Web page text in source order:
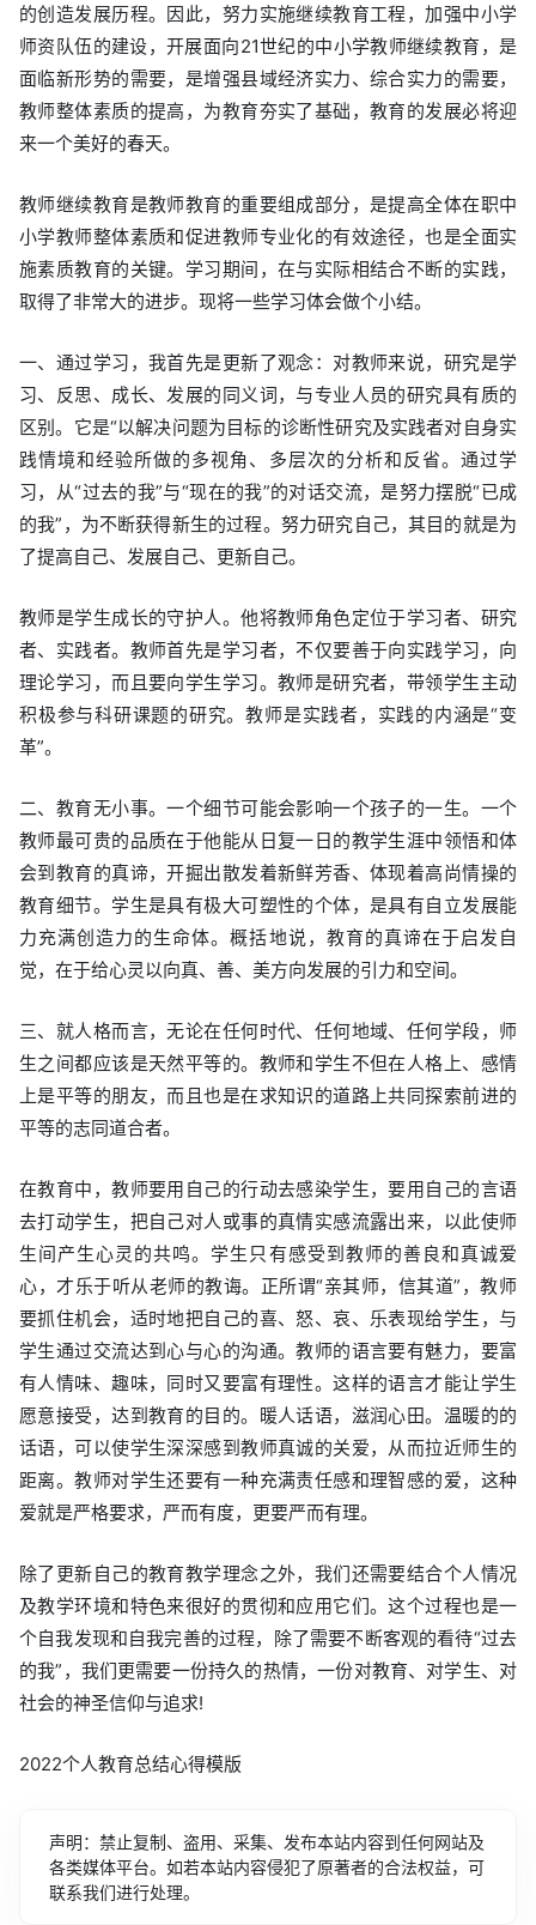
的创造发展历程。因此，努力实施继续教育工程，加强中小学
师资队伍的建设，开展面向21世纪的中小学教师继续教育，是
面临新形势的需要，是增强县域经济实力、综合实力的需要，
教师整体素质的提高，为教育夯实了基础，教育的发展必将迎
来一个美好的春天。
教师继续教育是教师教育的重要组成部分，是提高全体在职中
小学教师整体素质和促进教师专业化的有效途径，也是全面实
施素质教育的关键。学习期间，在与实际相结合不断的实践，
取得了非常大的进步。现将一些学习体会做个小结。
一、通过学习，我首先是更新了观念：对教师来说，研究是学
习、反思、成长、发展的同义词，与专业人员的研究具有质的
区别。它是“以解决问题为目标的诊断性研究及实践者对自身实
践情境和经验所做的多视角、多层次的分析和反省。通过学
习，从“过去的我”与“现在的我”的对话交流，是努力摆脱“已成
的我”，为不断获得新生的过程。努力研究自己，其目的就是为
了提高自己、发展自己、更新自己。
教师是学生成长的守护人。他将教师角色定位于学习者、研究
者、实践者。教师首先是学习者，不仅要善于向实践学习，向
理论学习，而且要向学生学习。教师是研究者，带领学生主动
积极参与科研课题的研究。教师是实践者，实践的内涵是“变
革”。
二、教育无小事。一个细节可能会影响一个孩子的一生。一个
教师最可贵的品质在于他能从日复一日的教学生涯中领悟和体
会到教育的真谛，开掘出散发着新鲜芳香、体现着高尚情操的
教育细节。学生是具有极大可塑性的个体，是具有自立发展能
力充满创造力的生命体。概括地说，教育的真谛在于启发自
觉，在于给心灵以向真、善、美方向发展的引力和空间。
三、就人格而言，无论在任何时代、任何地域、任何学段，师
生之间都应该是天然平等的。教师和学生不但在人格上、感情
上是平等的朋友，而且也是在求知识的道路上共同探索前进的
平等的志同道合者。
在教育中，教师要用自己的行动去感染学生，要用自己的言语
去打动学生，把自己对人或事的真情实感流露出来，以此使师
生间产生心灵的共鸣。学生只有感受到教师的善良和真诚爱
心，才乐于听从老师的教诲。正所谓“亲其师，信其道”，教师
要抓住机会，适时地把自己的喜、怒、哀、乐表现给学生，与
学生通过交流达到心与心的沟通。教师的语言要有魅力，要富
有人情味、趣味，同时又要富有理性。这样的语言才能让学生
愿意接受，达到教育的目的。暖人话语，滋润心田。温暖的的
话语，可以使学生深深感到教师真诚的关爱，从而拉近师生的
距离。教师对学生还要有一种充满责任感和理智感的爱，这种
爱就是严格要求，严而有度，更要严而有理。
除了更新自己的教育教学理念之外，我们还需要结合个人情况
及教学环境和特色来很好的贯彻和应用它们。这个过程也是一
个自我发现和自我完善的过程，除了需要不断客观的看待“过去
的我”，我们更需要一份持久的热情，一份对教育、对学生、对
社会的神圣信仰与追求!
2022个人教育总结心得模版
声明：禁止复制、盗用、采集、发布本站内容到任何网站及
各类媒体平台。如若本站内容侵犯了原著者的合法权益，可
联系我们进行处理。